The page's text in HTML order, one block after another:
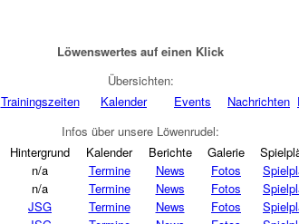
Löwenswertes auf einen Klick
Übersichten:
Trainingszeiten Kalender Events Nachrichten
Infos über unsere Löwenrudel:
Hintergrund Kalender Berichte Galerie
n/a Termine News Fotos
n/a Termine News Fotos
JSG Termine News Fotos